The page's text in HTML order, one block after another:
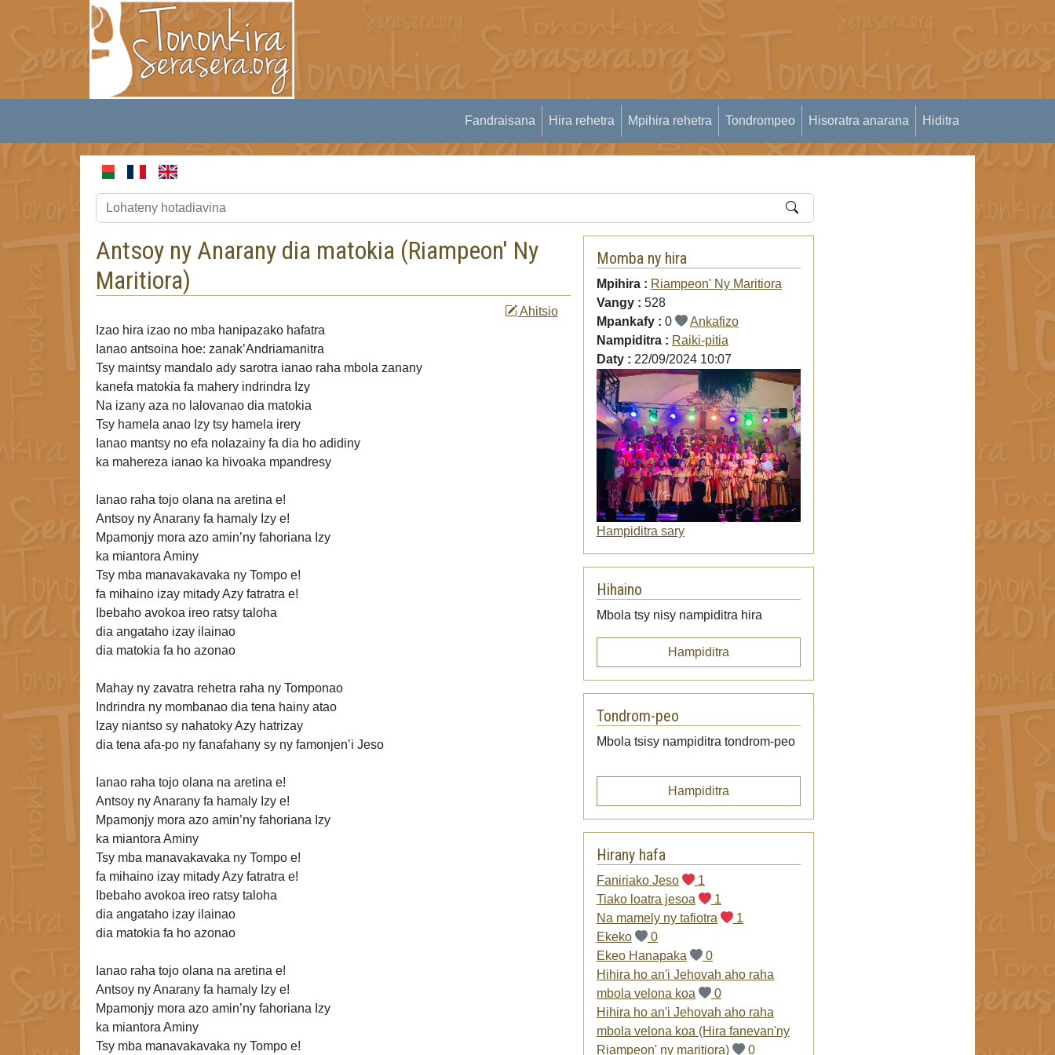
Fandraisana Hira rehetra Mpihira rehetra Tondrompeo Hisoratra anarana Hiditra
Antsoy ny Anarany dia matokia (Riampeon' Ny
Maritiora)
Ahitsio
Izao hira izao no mba hanipazako hafatra
Ianao antsoina hoe: zanak’Andriamanitra
Tsy maintsy mandalo ady sarotra ianao raha mbola zanany
kanefa matokia fa mahery indrindra Izy
Na izany aza no lalovanao dia matokia
Tsy hamela anao Izy tsy hamela irery
Ianao mantsy no efa nolazainy fa dia ho adidiny
ka mahereza ianao ka hivoaka mpandresy
Ianao raha tojo olana na aretina e!
Antsoy ny Anarany fa hamaly Izy e!
Mpamonjy mora azo amin’ny fahoriana Izy
ka miantora Aminy
Tsy mba manavakavaka ny Tompo e!
fa mihaino izay mitady Azy fatratra e!
Ibebaho avokoa ireo ratsy taloha
dia angataho izay ilainao
dia matokia fa ho azonao
Mahay ny zavatra rehetra raha ny Tomponao
Indrindra ny mombanao dia tena hainy atao
Izay niantso sy nahatoky Azy hatrizay
dia tena afa-po ny fanafahany sy ny famonjen’i Jeso
Ianao raha tojo olana na aretina e!
Antsoy ny Anarany fa hamaly Izy e!
Mpamonjy mora azo amin’ny fahoriana Izy
ka miantora Aminy
Tsy mba manavakavaka ny Tompo e!
fa mihaino izay mitady Azy fatratra e!
Ibebaho avokoa ireo ratsy taloha
dia angataho izay ilainao
dia matokia fa ho azonao
Ianao raha tojo olana na aretina e!
Antsoy nyAnarany fa hamaly Izy e!
Mpamonjy mora azo amin’ny fahoriana Izy
ka miantora Aminy
Tsy mba manavakavaka ny Tompo e!
Momba ny hira
Mpihira : Riampeon' Ny Maritiora
Vangy : 528
Mpankafy : 0
Ankafizo
Nampiditra : Raiki-pitia
Daty : 22/09/2024 10:07
Hampiditra sary
Hihaino
Mbola tsy nisy nampiditra hira
Hampiditra
Tondrom-peo
Mbola tsisy nampiditra tondrom-peo
Hampiditra
Hirany hafa
Faniriako Jeso
1
Tiako loatra jesoa
1
Na mamely ny tafiotra
1
Ekeko
0
Ekeo Hanapaka
0
Hihira ho an'i Jehovah aho raha
mbola velona koa
0
Hihira ho an'i Jehovah aho raha
mbola velona koa (Hira fanevan'ny
Riampeon' ny maritiora)
0